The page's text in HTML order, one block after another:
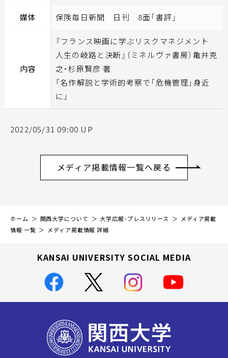
媒体 保険毎日新聞 日刊 8面「書評」
内容
『フランス映画に学ぶリスクマネジメント
人生の岐路と決断』（ミネルヴァ書房）亀井克
之・杉原賢彦 著
「名作解説と学術的考察で「危機管理」身近
に」
2022/05/31 09:00 UP
メディア掲載情報一覧へ戻る
ホーム 関西大学について 大学広報・プレスリリース
メディア掲載
情報 一覧
メディア掲載情報 詳細
KANSAI UNIVERSITY SOCIAL MEDIA